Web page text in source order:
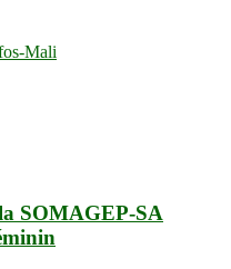
Mali
SOMAGEP-SA